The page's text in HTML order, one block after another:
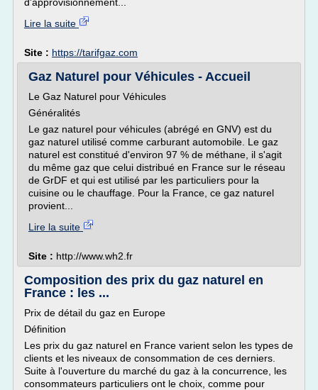
Lire la suite
Site : https://tarifgaz.com
Gaz Naturel pour Véhicules - Accueil
Le Gaz Naturel pour Véhicules
Généralités
Le gaz naturel pour véhicules (abrégé en GNV) est du
gaz naturel utilisé comme carburant automobile. Le gaz
naturel est constitué d'environ 97 % de méthane, il s'agit
du même gaz que celui distribué en France sur le réseau
de GrDF et qui est utilisé par les particuliers pour la
cuisine ou le chauffage. Pour la France, ce gaz naturel
provient...
Lire la suite
Site : http://www.wh2.fr
Composition des prix du gaz naturel en
France : les ...
Prix de détail du gaz en Europe
Définition
Les prix du gaz naturel en France varient selon les types de
clients et les niveaux de consommation de ces derniers.
Suite à l'ouverture du marché du gaz à la concurrence, les
consommateurs particuliers ont le choix, comme pour